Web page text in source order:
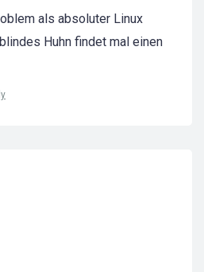
als absoluter Linux
Huhn findet mal einen